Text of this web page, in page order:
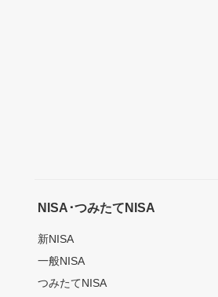
NISA･つみたてNISA
新NISA
一般NISA
つみたてNISA